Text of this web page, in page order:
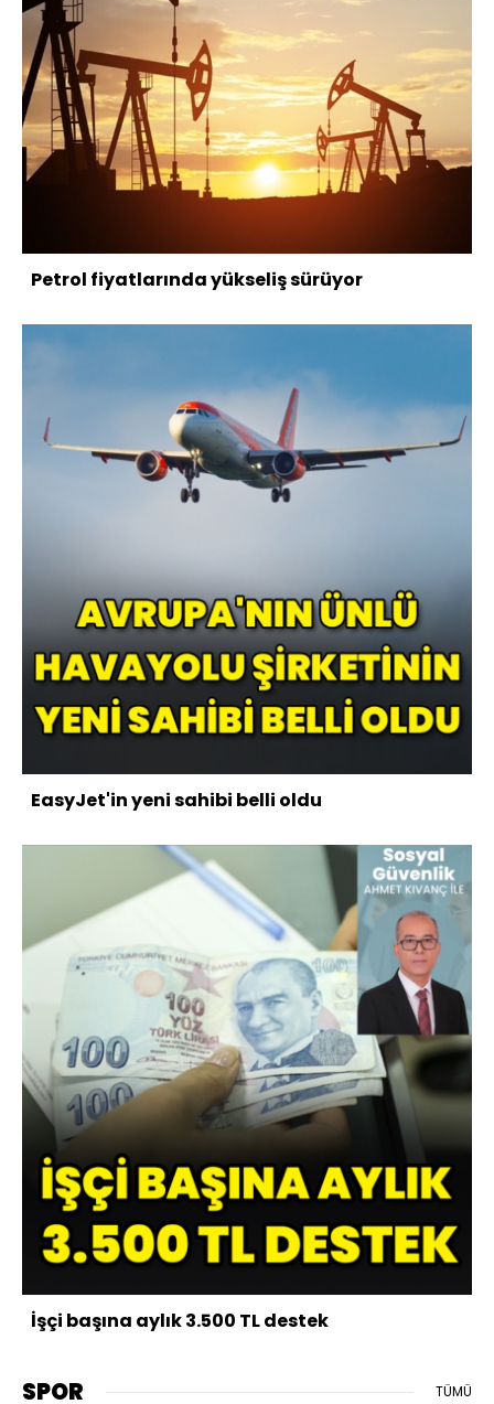
Petrol fiyatlarında yükseliş sürüyor
EasyJet'in yeni sahibi belli oldu
İşçi başına aylık 3.500 TL destek
SPOR TÜMÜ